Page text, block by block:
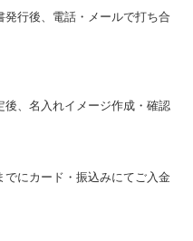
による個人情報の取得
いるなどして、本人が容
情報の取得を行っており
方針をご覧下さい
個人情報保護管理責任者
： 06-6763-5415
発行後、電話・メールで打ち合
後、名入れイメージ作成・確認
でにカード・振込みにてご入金